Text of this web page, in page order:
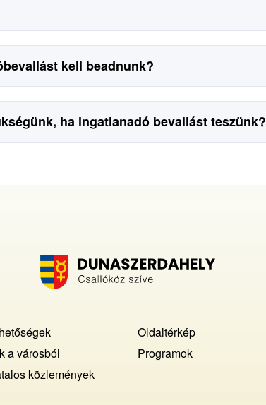
kell beadnunk?
ha ingatlanadó bevallást teszünk?
Oldaltérkép
a városból
Programok
közlemények